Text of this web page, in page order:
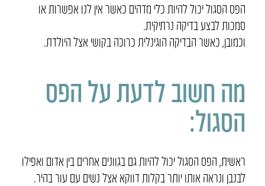
הפס הסגול יכול להיות כלי מדהים כאשר אין לנו אפשרות או
סמכות לבצע בדיקה נרתיקית.
וכמובן, כאשר הבדיקה הוגינלית כרוכה בקושי אצל היולדת.
מה חשוב לדעת על הפס
הסגול:
ראשית, הפס הסגול יכול להיות גם בגוונים אחרים בין אדום ואפילו
לבנבן ונראה אותו יותר בקלות דווקא אצל נשים עם עור בהיר.